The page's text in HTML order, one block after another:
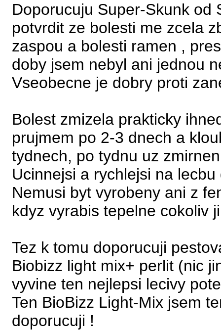
Doporucuju Super-Skunk od
potvrdit ze bolesti me zcela
zaspou a bolesti ramen ,
doby jsem nebyl ani jednou
Vseobecne je dobry proti
Bolest zmizela prakticky
prujmem po 2-3 dnech a
tydnech, po tydnu uz
Ucinnejsi a rychlejsi na
Nemusi byt vyrobeny ani z
kdyz vyrabis tepelne cokoliv
Tez k tomu doporucuji
Biobizz light mix+ perlit (nic
vyvine ten nejlepsi lecivy
Ten BioBizz Light-Mix jsem
doporucuji !